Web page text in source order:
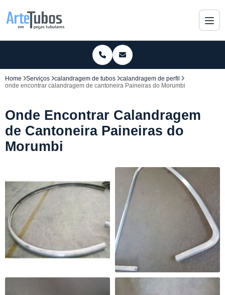
Home Serviços calandragem de tubos
calandragem de perfil
onde encontrar calandragem de cantoneira Paineiras do Morumbi
Onde Encontrar Calandragem
de Cantoneira Paineiras do
Morumbi